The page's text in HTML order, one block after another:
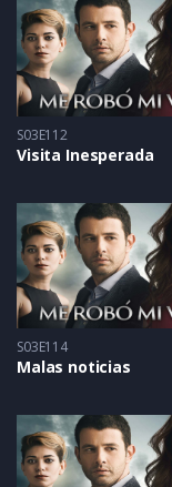
S03E112
Visita Inesperada
S03E114
Malas noticias